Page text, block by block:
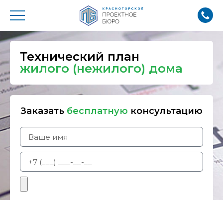
Технический план
жилого (нежилого) дома
Заказать бесплатную консультацию